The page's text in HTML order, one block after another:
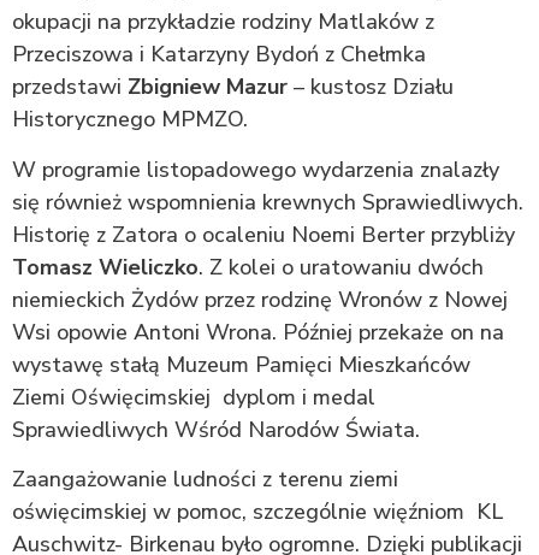
okupacji na przykładzie rodziny Matlaków z
Przeciszowa i Katarzyny Bydoń z Chełmka
przedstawi Zbigniew Mazur – kustosz Działu
Historycznego MPMZO.
W programie listopadowego wydarzenia znalazły
się również wspomnienia krewnych Sprawiedliwych.
Historię z Zatora o ocaleniu Noemi Berter przybliży
Tomasz Wieliczko. Z kolei o uratowaniu dwóch
niemieckich Żydów przez rodzinę Wronów z Nowej
Wsi opowie Antoni Wrona. Później przekaże on na
wystawę stałą Muzeum Pamięci Mieszkańców
Ziemi Oświęcimskiej dyplom i medal
Sprawiedliwych Wśród Narodów Świata.
Zaangażowanie ludności z terenu ziemi
oświęcimskiej w pomoc, szczególnie więźniom KL
Auschwitz- Birkenau było ogromne. Dzięki publikacji